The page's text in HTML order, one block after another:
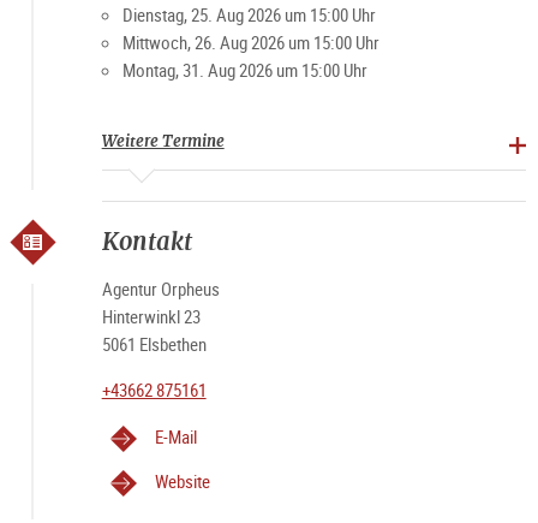
Dienstag, 25. Aug 2026 um 15:00 Uhr
Mittwoch, 26. Aug 2026 um 15:00 Uhr
Montag, 31. Aug 2026 um 15:00 Uhr
Weitere Termine
Kontakt
Agentur Orpheus
Hinterwinkl 23
5061 Elsbethen
+43662 875161
E-Mail
Website